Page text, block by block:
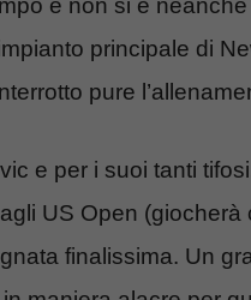
e non si è
principale di
pure
e per i suoi tanti
US Open (giocherà
finalissima. Un